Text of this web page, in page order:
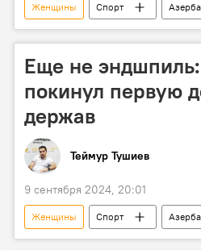
Женщины Спорт
Всемирная шахматная олимпиада
Еще не
покинул первую
держав
Теймур Тушиев
9 сентября 2024, 20:01
Женщины Спорт
Шахрияр Мамедъяров